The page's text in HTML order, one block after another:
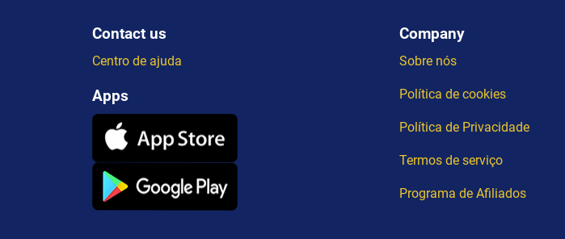
Contact us
Centro de ajuda
Apps
Company
Sobre nós
Política de cookies
Política de Privacidade
Termos de serviço
Programa de Afiliados